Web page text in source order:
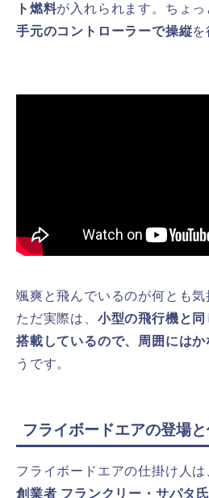
ト燃料が入れられます。ちょっ
手元のコントローラーで操縦を
颯爽と飛んでいるのが何とも気
ただ実際は、 小型の飛行機と
搭載しているので、周囲にはか
うです。
フライボードエアの登場
フライボードエアの仕掛け人は
創業者 フランクリー・サパタ氏